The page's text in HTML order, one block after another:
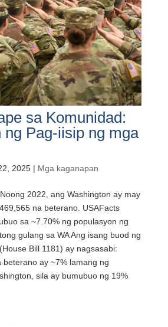
sa Komunidad:
ng Pag-iisip ng mga
2025| Mga kaganapan
2022, ang Washington ay may
na beterano. USAFacts
sa ~7.70% ng populasyon ng
gulang sa WA Ang isang buod ng
Bill 1181) ay nagsasabi:
beterano ay ~7% lamang ng
sila ay bumubuo ng 19%